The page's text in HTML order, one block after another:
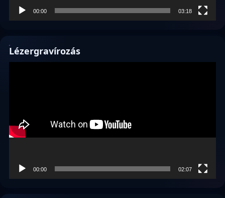
00:00 03:18
Lézergravírozás
00:00 02:07